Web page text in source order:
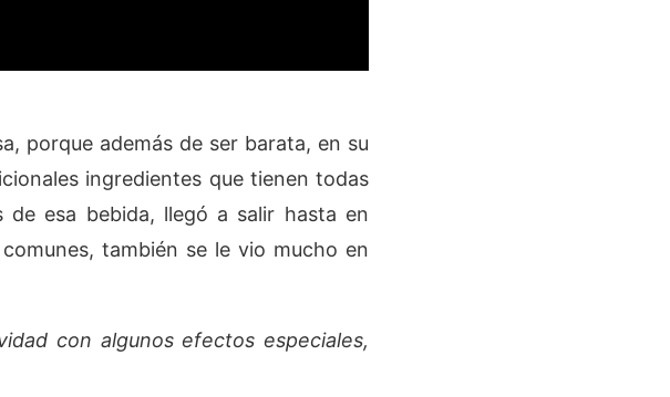
porque además de ser barata, en su
ingredientes que tienen todas
de esa bebida, llegó a salir hasta en
también se le vio mucho en
con algunos efectos especiales,